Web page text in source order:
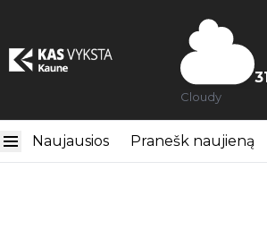
Cloudy
Naujausios Pranešk naujieną